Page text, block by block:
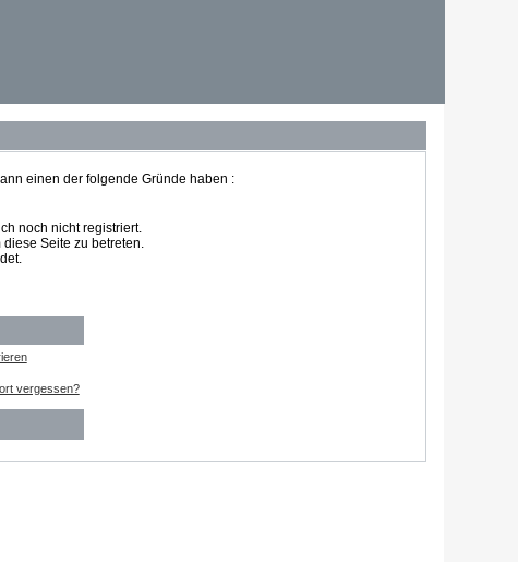
einen der folgende Gründe haben :
noch nicht registriert.
Seite zu betreten.
vergessen?